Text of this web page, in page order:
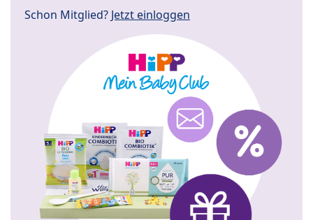
Schon Mitglied? Jetzt einloggen